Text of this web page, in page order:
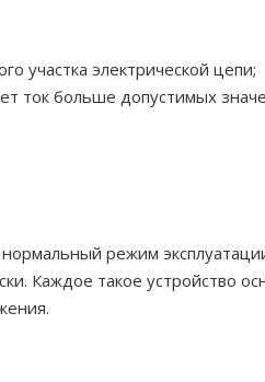
участка электрической цепи;
ток больше допустимых
режим
Каждое такое устройство